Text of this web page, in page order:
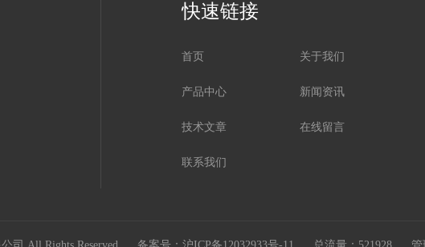
快速链接
首页 关于我们
产品中心 新闻资讯
技术文章 在线留言
联系我们